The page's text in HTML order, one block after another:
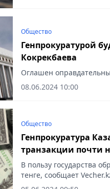
Общество
Генпрокуратурой
Кокрекбаева
Оглашен
08.06.2024 10:00
Общество
Генпрокуратура
транзакции почти
В пользу государства
тенге, сообщает